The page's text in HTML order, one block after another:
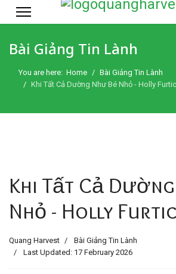
Bài Giảng Tin Lành
You are here: Home
Bài Giảng Tin Lành
Khi Tất Cả Dường Như Bé Nhỏ - Holly
Khi Tất Cả
Nhỏ - Holly
Quang Harvest
Bài Giảng Tin Lành
Last Updated: 17 February 2026